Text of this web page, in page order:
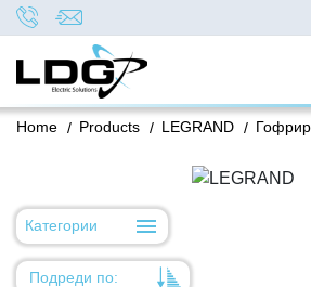
/
Home /
Products /
LEGRAND
Категории
Подреди по: